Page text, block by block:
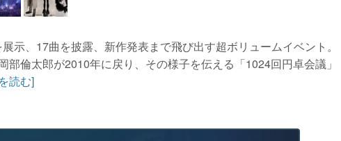
示、17曲を披露、新作発表まで飛び出す超ボリュームイベント。
部倫太郎が2010年に戻り、その様子を伝える「1024回円卓会議」
読む]